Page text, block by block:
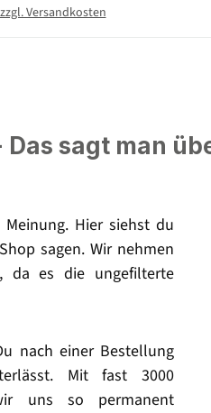
Versandkosten
sagt man
Hier siehst du
sagen. Wir nehmen
da es die ungefilterte
nach einer Bestellung
Mit fast 3000
uns so permanent